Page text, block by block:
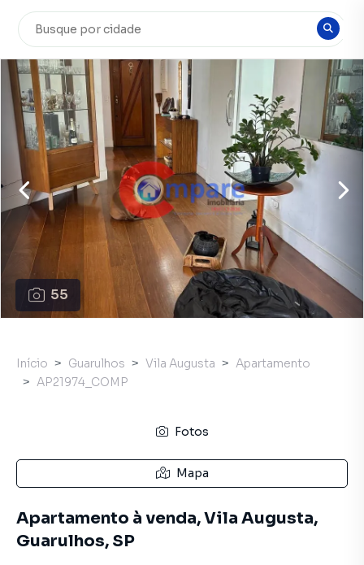
55
Início Guarulhos Vila Augusta
Apartamento
AP21974_COMP
Fotos
Mapa
Apartamento à venda, Vila Augusta,
Guarulhos, SP